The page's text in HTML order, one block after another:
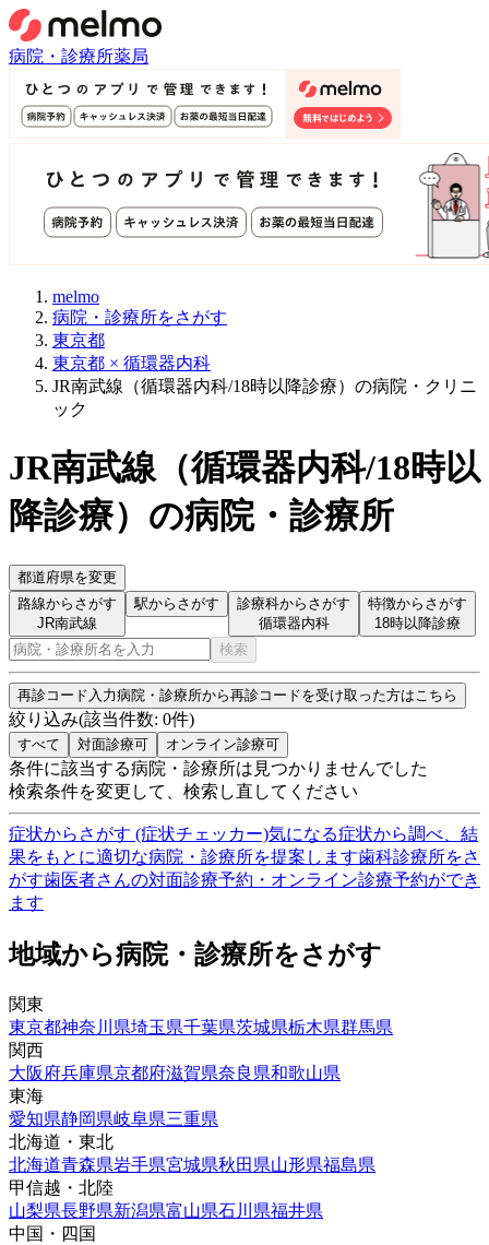
病院・診療所薬局
melmo
病院・診療所をさがす
東京都
東京都 × 循環器内科
JR南武線（循環器内科/18時以降診療）の病院・クリニ
ック
JR南武線（循環器内科/18時以
降診療） の病院・診療所
都道府県を変更
路線からさがす
JR南武線
駅からさがす
診療科からさがす
循環器内科
特徴からさがす
18時以降診療
検索
再診コード入力病院・診療所から再診コードを受け取った方はこちら
絞り込み(該当件数: 0件)
すべて 対面診療可 オンライン診療可
条件に該当する病院・診療所は見つかりませんでした
検索条件を変更して、検索し直してください
症状からさがす (症状チェッカー)気になる症状から調べ、結
果をもとに適切な病院・診療所を提案します歯科診療所をさ
がす歯医者さんの対面診療予約・オンライン診療予約ができ
ます
地域から病院・診療所をさがす
関東
東京都神奈川県埼玉県千葉県茨城県栃木県群馬県
関西
大阪府兵庫県京都府滋賀県奈良県和歌山県
東海
愛知県静岡県岐阜県三重県
北海道・東北
北海道青森県岩手県宮城県秋田県山形県福島県
甲信越・北陸
山梨県長野県新潟県富山県石川県福井県
中国・四国